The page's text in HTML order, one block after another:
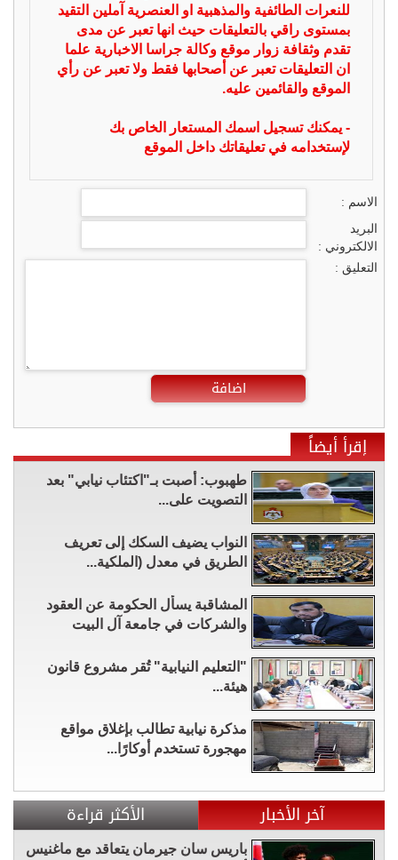
للنعرات الطائفية والمذهبية او العنصرية آملين التقيد
بمستوى راقي بالتعليقات حيث انها تعبر عن مدى
تقدم وثقافة زوار موقع وكالة جراسا الاخبارية علما
ان التعليقات تعبر عن أصحابها فقط ولا تعبر عن رأي
الموقع والقائمين عليه.
- يمكنك تسجيل اسمك المستعار الخاص بك
لإستخدامه في تعليقاتك داخل الموقع
الاسم :
البريد
الالكتروني :
التعليق :
اضافة
إقرأ أيضاً
طهبوب: أُصبت بـ"اكتئاب نيابي" بعد
التصويت على...
النواب يضيف السكك إلى تعريف
الطريق في معدل (الملكية...
المشاقبة يسأل الحكومة عن العقود
والشركات في جامعة آل البيت
"التعليم النيابية" تُقر مشروع قانون
هيئة...
مذكرة نيابية تطالب بإغلاق مواقع
مهجورة تستخدم أوكارًا...
آخر الأخبار الأكثر قراءة
باريس سان جيرمان يتعاقد مع ماغنيس